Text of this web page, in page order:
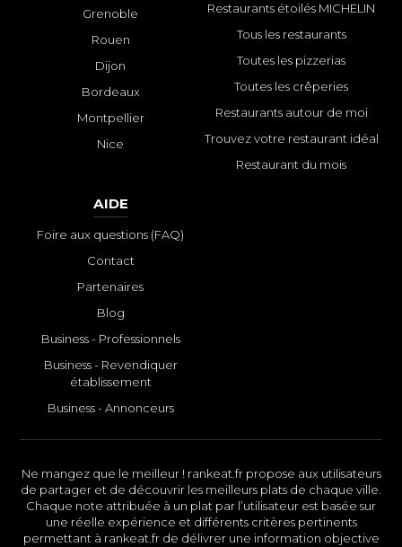
Grenoble
Rouen
Dijon
Bordeaux
Montpellier
Nice
Restaurants étoilés MICHELIN
Tous les restaurants
Toutes les pizzerias
Toutes les crêperies
Restaurants autour de moi
Trouvez votre restaurant idéal
Restaurant du mois
AIDE
Foire aux questions (FAQ)
Contact
Partenaires
Blog
Business - Professionnels
Business - Revendiquer
établissement
Business - Annonceurs
Ne mangez que le meilleur ! rankeat.fr propose aux utilisateurs
de partager et de découvrir les meilleurs plats de chaque ville.
Chaque note attribuée à un plat par l’utilisateur est basée sur
une réelle expérience et différents critères pertinents
permettant à rankeat.fr de délivrer une information objective